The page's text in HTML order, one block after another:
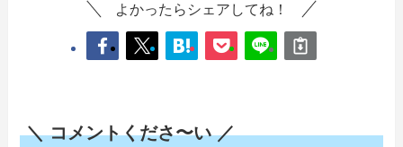
よかったらシェアしてね！
＼ コメントくださ〜い ／